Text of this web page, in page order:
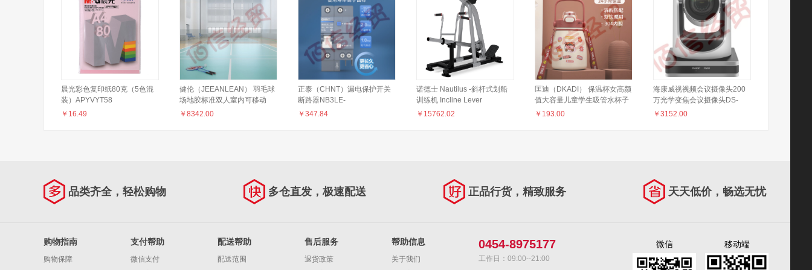
晨光彩色复印纸80克（5色混
装）APYVYT58
￥ 16.49
健伦（JEEANLEAN） 羽毛球
场地胶标准双人室内可移动
PVC塑胶防滑专用划线运动地
￥ 8342.00
正泰（CHNT）漏电保护开关
断路器NB3LE-
1254PC100（其它型号咨询客
￥ 347.84
诺德士 Nautilus -斜杆式划船
训练机 Incline Lever
RowH9NP-L3140
￥ 15762.02
匡迪（DKADI） 保温杯女高颜
值大容量儿童学生吸管水杯子
便携不锈钢网红大肚杯壶 赤锦
￥ 193.00
海康威视视频会议摄像头200
万光学变焦会议摄像头DS-
65DC0403
￥ 3152.00
品类齐全，轻松购物 多仓直发，极速配送 正品行货，精致服务 天天低价，畅选无忧
购物指南
购物保障
支付帮助
微信支付
配送帮助
配送范围
售后服务
退货政策
帮助信息
关于我们
0454-8975177
工作日：09:00--21:00
微信 移动端